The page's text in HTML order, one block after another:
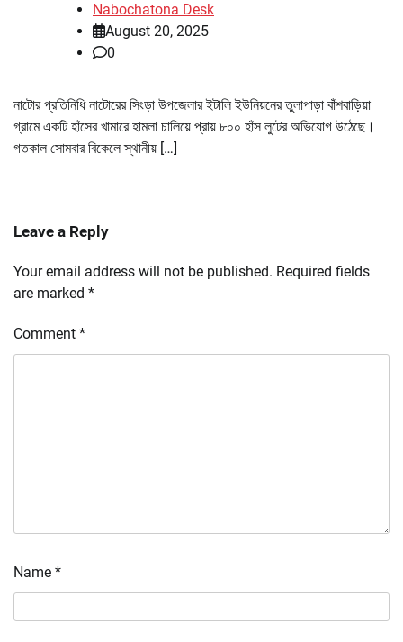
Nabochatona Desk
August 20, 2025
0
নাটোর প্রতিনিধি নাটোরের সিংড়া উপজেলার ইটালি ইউনিয়নের তুলাপাড়া বাঁশবাড়িয়া
গ্রামে একটি হাঁসের খামারে হামলা চালিয়ে প্রায় ৮০০ হাঁস লুটের অভিযোগ উঠেছে।
গতকাল সোমবার বিকেলে স্থানীয় […]
Leave a Reply
Your email address will not be published. Required fields
are marked *
Comment *
Name *